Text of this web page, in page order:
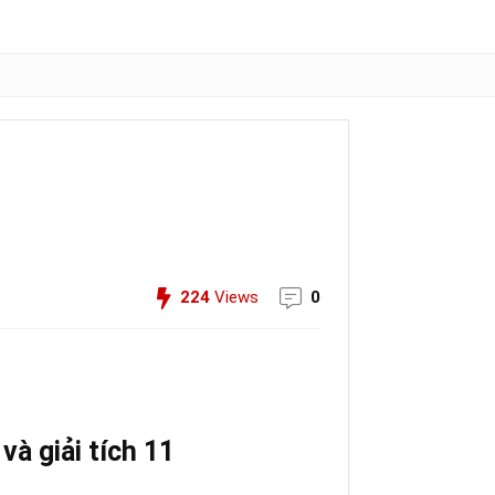
224 Views 0
giải tích 11